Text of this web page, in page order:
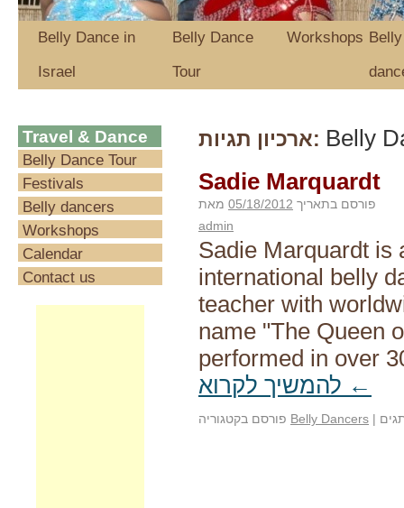
Belly Dance in
Israel
Belly Dance
Tour
Workshops Belly
ארכיון תגיות: Belly
Sadie Marquardt
פורסם בתאריך 05/18/2012 מאת
admin
Sadie Marquardt is
international belly
teacher with
name "The Queen
performed in over
←
פורסם בקטגוריה Belly Dancers |
Travel & Dance
Belly Dance Tour
Festivals
Belly dancers
Workshops
Calendar
Contact us